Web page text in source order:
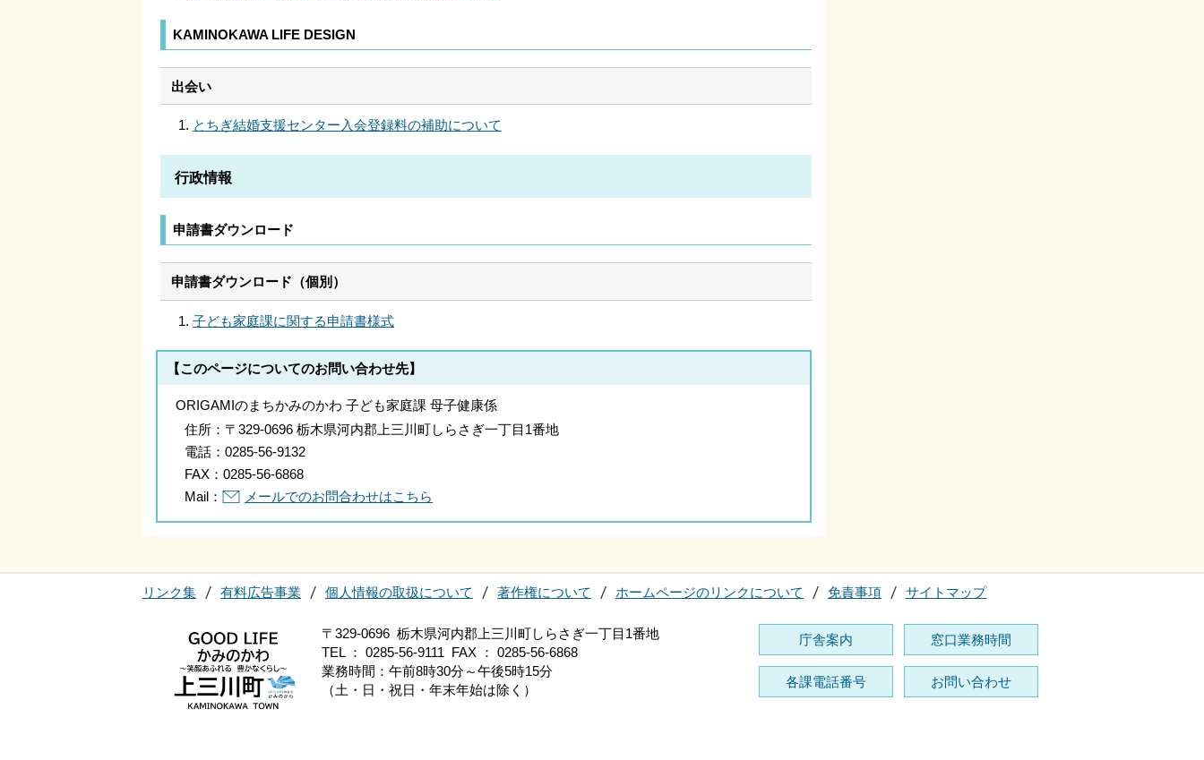
KAMINOKAWA LIFE DESIGN
出会い
とちぎ結婚支援センター入会登録料の補助について
行政情報
申請書ダウンロード
申請書ダウンロード（個別）
子ども家庭課に関する申請書様式
【このページについてのお問い合わせ先】
ORIGAMIのまちかみのかわ 子ども家庭課 母子健康係
住所： 〒329-0696 栃木県河内郡上三川町しらさぎ一丁目1番地
電話： 0285-56-9132
FAX： 0285-56-6868
Mail：
メールでのお問合わせはこちら
リンク集 有料広告事業 個人情報の取扱について 著作権について ホームページのリンクについて 免責事項 サイトマップ
〒329-0696 栃木県河内郡上三川町しらさぎ一丁目1番地
TEL ： 0285-56-9111 FAX ： 0285-56-6868
業務時間：午前8時30分～午後5時15分
（土・日・祝日・年末年始は除く）
庁舎案内 窓口業務時間
各課電話番号 お問い合わせ